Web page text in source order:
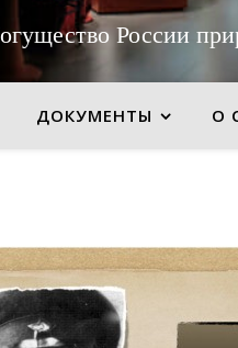
России
ДОКУМЕНТЫ О